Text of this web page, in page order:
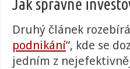
Jak správně
Druhý článek
podnikání”, kde se
jedním z